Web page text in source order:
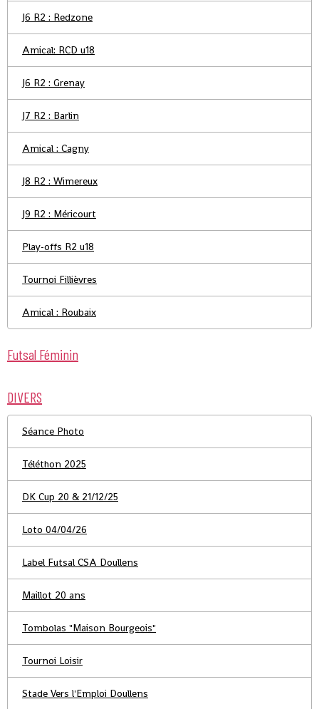
J6 R2 : Redzone
Amical: RCD u18
J6 R2 : Grenay
J7 R2 : Barlin
Amical : Cagny
J8 R2 : Wimereux
J9 R2 : Méricourt
Play-offs R2 u18
Tournoi Fillièvres
Amical : Roubaix
Futsal Féminin
DIVERS
Séance Photo
Téléthon 2025
DK Cup 20 & 21/12/25
Loto 04/04/26
Label Futsal CSA Doullens
Maillot 20 ans
Tombolas "Maison Bourgeois"
Tournoi Loisir
Stade Vers l'Emploi Doullens